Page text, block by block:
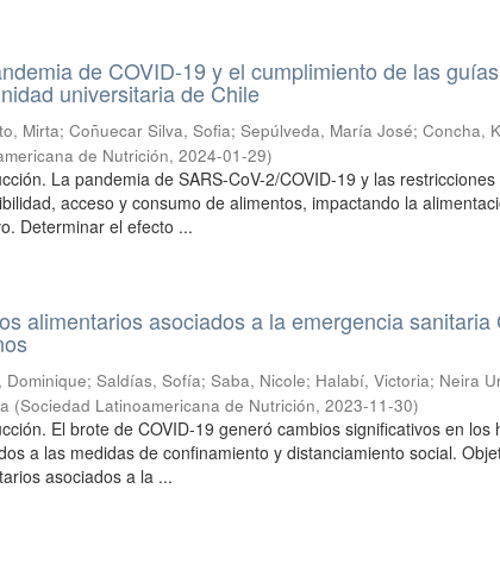
de COVID-19 y el cumplimiento de las
universitaria de Chile
Mirta;Coñuecar Silva, Sofia;Sepúlveda, María José;Concha,
de Nutrición,2024-01-29)
La pandemia de SARS-CoV-2/COVID-19 y las
acceso y consumo de alimentos, impactando la
Determinar el efecto ...
alimentarios asociados a la emergencia
Dominique;Saldías, Sofía;Saba, Nicole; Halabí, Victoria; Neira
(Sociedad Latinoamericana de Nutrición,2023-11-30)
El brote de COVID-19 generó cambios significativos en los
a las medidas de confinamiento y distanciamiento social.
asociados a la ...